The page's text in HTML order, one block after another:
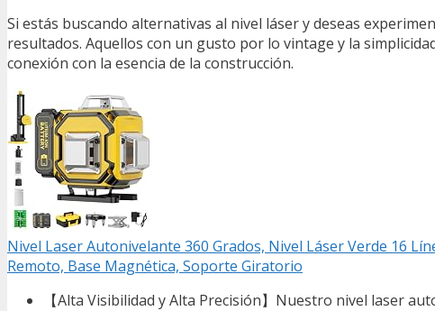
Si estás buscando alternativas al nivel láser y deseas
resultados. Aquellos con un gusto por lo vintage y la
conexión con la esencia de la construcción.
Nivel Laser Autonivelante 360 Grados, Nivel Láser Verde 16
Remoto, Base Magnética, Soporte Giratorio
【Alta Visibilidad y Alta Precisión】Nuestro nivel laser